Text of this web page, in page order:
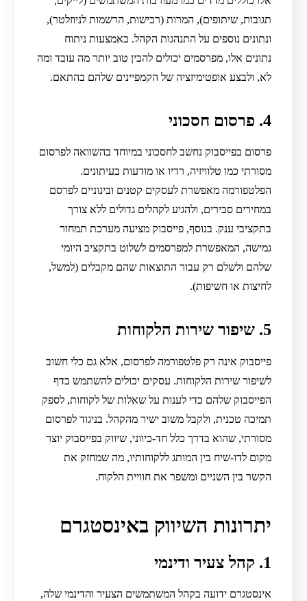
תגובות, שיתופים), המרות (רכישות, הרשמות לניוזלטר),
ונתונים נוספים על התנהגות הקהל. באמצעות ניתוח
נתונים אלו, מפרסמים יכולים להבין טוב יותר מה עובד ומה
לא, ולבצע אופטימיזציה של הקמפיינים שלהם בהתאם.
4. פרסום חסכוני
פרסום בפייסבוק נחשב לחסכוני במיוחד בהשוואה לפרסום
מסורתי כמו טלוויזיה, רדיו או מודעות בעיתונים.
הפלטפורמה מאפשרת לעסקים קטנים ובינוניים לפרסם
במחירים סבירים, ולהגיע לקהלים גדולים ללא צורך
בתקציבי ענק. בנוסף, פייסבוק מציעה מערכת תמחור
גמישה, המאפשרת למפרסמים לשלוט בתקציב היומי
שלהם ולשלם רק עבור התוצאות שהם מקבלים (למשל,
לחיצות או חשיפות).
5. שיפור שירות הלקוחות
פייסבוק אינה רק פלטפורמה לפרסום, אלא גם כלי חשוב
לשיפור שירות הלקוחות. עסקים יכולים להשתמש בדף
הפייסבוק שלהם כדי לענות על שאלות של לקוחות, לספק
תמיכה טכנית, ולקבל משוב ישיר מהקהל. בניגוד לפרסום
מסורתי, שהוא בדרך כלל חד-כיווני, שיווק בפייסבוק יוצר
מקום לדו-שיח בין המותג ללקוחותיו, מה שמחזק את
הקשר בין השניים ומשפר את חוויית הלקוח.
יתרונות השיווק באינסטגרם
1. קהל צעיר ודינמי
אינסטגרם ידועה בקהל המשתמשים הצעיר והדינמי שלה,